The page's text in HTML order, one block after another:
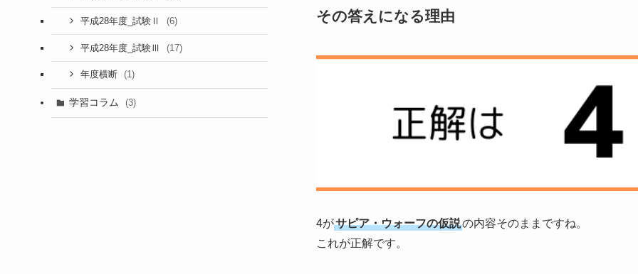
その答えになる理由
4がサピア・ウォーフの仮説の内容そのままですね。
これが正解です。
平成28年度_試験Ⅱ (6)
平成28年度_試験Ⅲ (17)
年度横断 (1)
学習コラム (3)